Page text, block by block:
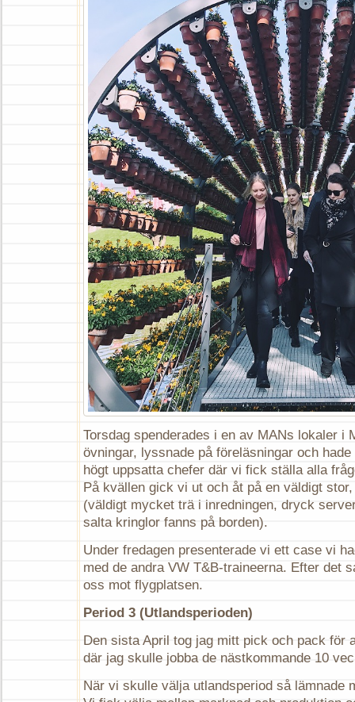
Torsdag spenderades i en av MANs lokaler i
övningar, lyssnade på föreläsningar och
högt uppsatta chefer där vi fick ställa alla
På kvällen gick vi ut och åt på en väldigt
(väldigt mycket trä i inredningen, dryck
salta kringlor fanns på borden).
Under fredagen presenterade vi ett case vi
med de andra VW T&B-traineerna. Efter det
oss mot flygplatsen.
Period 3 (Utlandsperioden)
Den sista April tog jag mitt pick och pack för
där jag skulle jobba de nästkommande 10
När vi skulle välja utlandsperiod så lämnade